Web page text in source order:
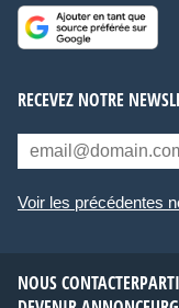
RECEVEZ NOTRE
Voir les précédentes
NOUS CONTACTER